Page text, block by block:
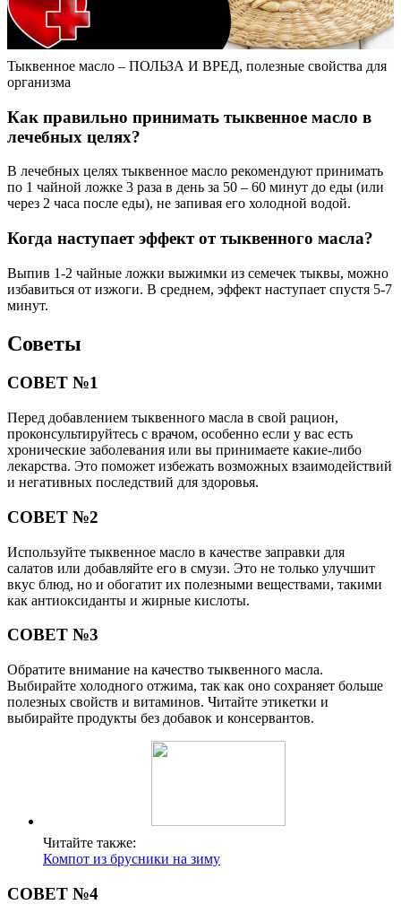
Тыквенное масло – ПОЛЬЗА И ВРЕД, полезные свойства для
организма
Как правильно принимать тыквенное масло в
лечебных целях?
В лечебных целях тыквенное масло рекомендуют принимать
по 1 чайной ложке 3 раза в день за 50 – 60 минут до еды (или
через 2 часа после еды), не запивая его холодной водой.
Когда наступает эффект от тыквенного масла?
Выпив 1-2 чайные ложки выжимки из семечек тыквы, можно
избавиться от изжоги. В среднем, эффект наступает спустя 5-7
минут.
Советы
СОВЕТ №1
Перед добавлением тыквенного масла в свой рацион,
проконсультируйтесь с врачом, особенно если у вас есть
хронические заболевания или вы принимаете какие-либо
лекарства. Это поможет избежать возможных взаимодействий
и негативных последствий для здоровья.
СОВЕТ №2
Используйте тыквенное масло в качестве заправки для
салатов или добавляйте его в смузи. Это не только улучшит
вкус блюд, но и обогатит их полезными веществами, такими
как антиоксиданты и жирные кислоты.
СОВЕТ №3
Обратите внимание на качество тыквенного масла.
Выбирайте холодного отжима, так как оно сохраняет больше
полезных свойств и витаминов. Читайте этикетки и
выбирайте продукты без добавок и консервантов.
Читайте также:
Компот из брусники на зиму
СОВЕТ №4